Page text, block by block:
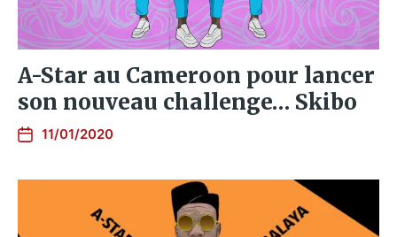
A-Star au Cameroon pour lancer
son nouveau challenge… Skibo
11/01/2020